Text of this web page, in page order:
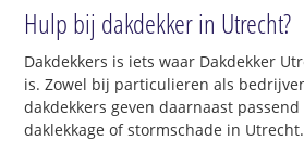
Hulp bij dakdekker in Utrecht?
Dakdekkers is iets waar Dakdekker
is. Zowel bij particulieren als
dakdekkers geven daarnaast
daklekkage of stormschade in Utrecht.